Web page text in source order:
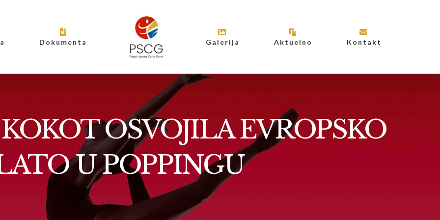
Dokumenta Galerija Aktuelno Kontakt
OSVOJILA EVROPSKO
U POPPINGU